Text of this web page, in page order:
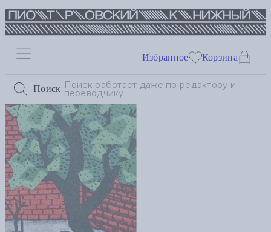
Поиск
Избранное Корзина